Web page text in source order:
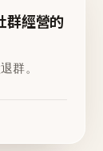
群經營的
群。